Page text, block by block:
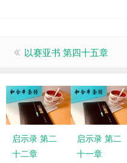
以赛亚书 第四十五章
启示录 第二
十二章
启示录 第二
十一章